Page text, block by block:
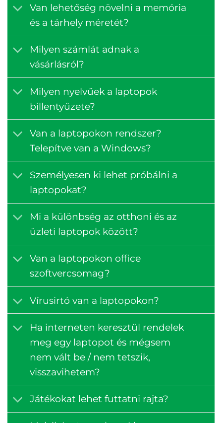
Van lehetőség növelni a memória
és a tárhely méretét?
Milyen számlát adnak a
vásárlásról?
Milyen nyelvűek a laptopok
billentyűzete?
Van a laptopokon rendszer?
Telepítve van a Windows?
Személyesen ki lehet próbálni a
laptopokat?
Mi a különbség az otthoni és az
üzleti laptopok között?
Van a laptopokon office
szoftvercsomag?
Vírusirtó van a laptopokon?
Ha interneten keresztül rendelek
meg egy laptopot és mégsem
nem vált be / nem tetszik,
visszavihetem?
Játékokat lehet futtatni rajta?